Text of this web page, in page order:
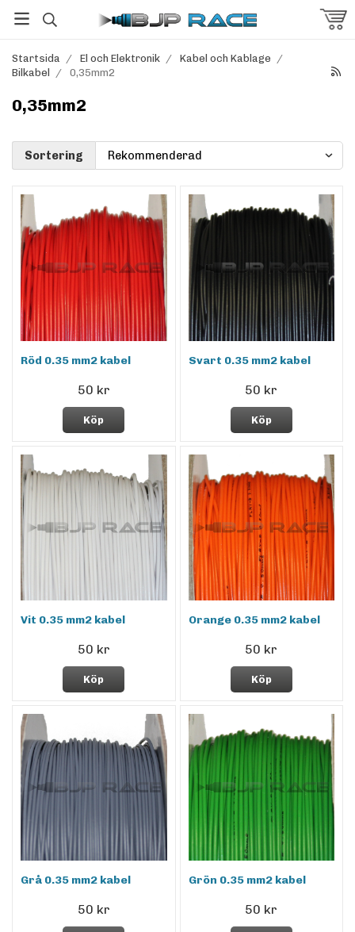
Startsida / El och Elektronik / Kabel och Kablage /
Bilkabel
/ 0,35mm2
0,35mm2
Sortering
Röd 0.35 mm2 kabel
50 kr
Köp
Svart 0.35 mm2 kabel
50 kr
Köp
Vit 0.35 mm2 kabel
50 kr
Köp
Orange 0.35 mm2 kabel
50 kr
Köp
Grå 0.35 mm2 kabel
50 kr
Grön 0.35 mm2 kabel
50 kr